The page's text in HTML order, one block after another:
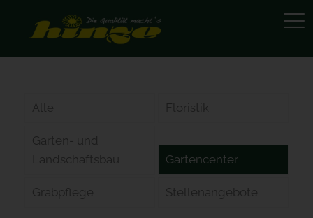
Alle Floristik
Garten- und
Landschaftsbau
Gartencenter
Grabpflege Stellenangebote